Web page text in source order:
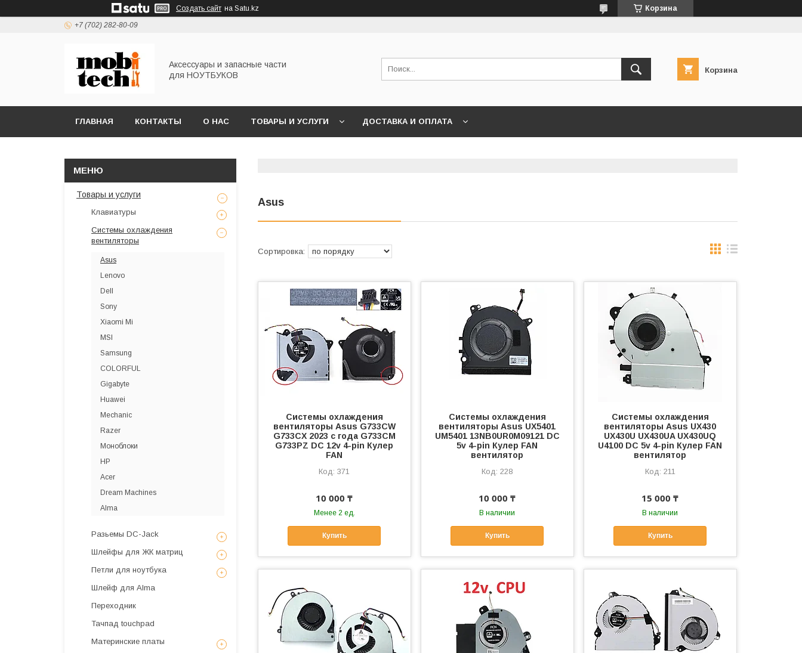
Создать сайт на Satu.kz Корзина
+7 (702) 282-80-09
Аксессуары и запасные части
для НОУТБУКОВ
Корзина
ГЛАВНАЯ КОНТАКТЫ О НАС ТОВАРЫ И УСЛУГИ ДОСТАВКА И ОПЛАТА
Asus
Системы охлаждения
вентиляторы Asus G733CW
G733CX 2023 с года G733CM
G733PZ DC 12v 4-pin Кулер
FAN
371
10 000 ₸
Менее 2 ед.
Купить
Системы охлаждения
вентиляторы Asus UX5401
UM5401 13NB0UR0M09121 DC
5v 4-pin Кулер FAN
вентилятор
228
10 000 ₸
В наличии
Купить
Системы охлаждения
вентиляторы Asus UX430
UX430U UX430UA UX430UQ
U4100 DC 5v 4-pin Кулер FAN
вентилятор
211
15 000 ₸
В наличии
Купить
Товары и услуги
Клавиатуры
Системы охлаждения
вентиляторы
Asus
Lenovo
Dell
Sony
Xiaomi Mi
MSI
Samsung
COLORFUL
Gigabyte
Huawei
Mechanic
Razer
Моноблоки
HP
Acer
Dream Machines
Alma
Разьемы DC-Jack
Шлейфы для ЖК матриц
Петли для ноутбука
Шлейф для Alma
Переходник
Тачпад touchpad
Материнские платы